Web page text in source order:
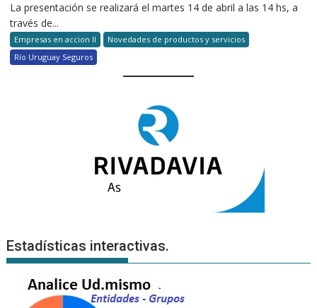
La presentación se realizará el martes 14 de abril a las 14 hs, a
través de...
Empresas en accion II
Novedades de productos y servicios
Río Uruguay Seguros
Estadísticas interactivas.